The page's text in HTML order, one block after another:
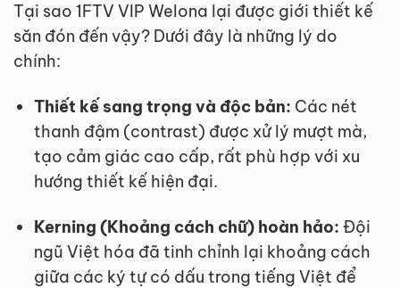
Tại sao 1FTV VIP Welona lại được giới thiết kế
săn đón đến vậy? Dưới đây là những lý do
chính:
Thiết kế sang trọng và độc bản: Các nét
thanh đậm (contrast) được xử lý mượt mà,
tạo cảm giác cao cấp, rất phù hợp với xu
hướng thiết kế hiện đại.
Kerning (Khoảng cách chữ) hoàn hảo: Đội
ngũ Việt hóa đã tinh chỉnh lại khoảng cách
giữa các ký tự có dấu trong tiếng Việt để